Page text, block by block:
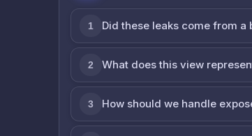
1 Did these leaks come from a
2 What does this view
3 How should we handle